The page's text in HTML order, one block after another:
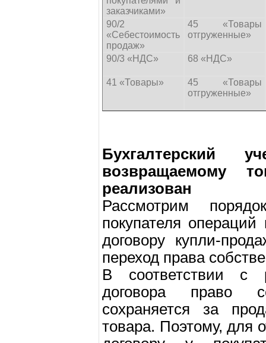
заказчиками»
90/2
«Себестоимость
продаж»
45 «Товары
отгруженные»
90/3 «НДС» 68 «НДС»
41 «Товары»
45 «Товары
отгруженные»
Бухгалтерский
возвращаемому
реализован
Рассмотрим
покупателя
договору купли-
переход права
В соответствии с
договора право
сохраняется за
товара. Поэтому, для